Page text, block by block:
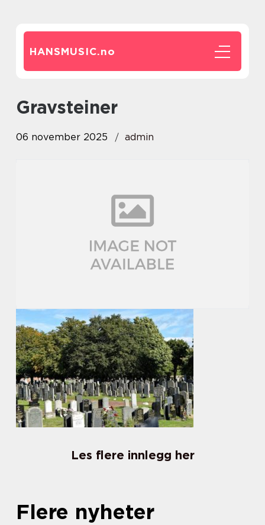
HANSMUSIC.no
Gravsteiner
06 november 2025 admin
Les flere innlegg her
Flere nyheter